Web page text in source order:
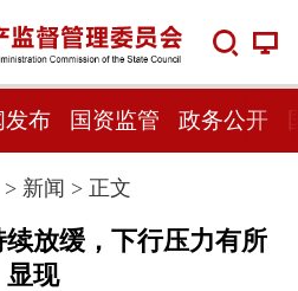
发布 国资监管 政务公开
新闻 > 正文
放缓，下行压力有所
显现